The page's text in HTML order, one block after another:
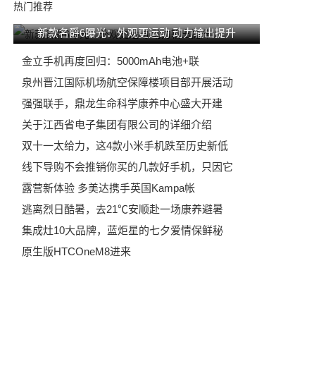
热门推荐
新款名爵6曝光：外观更运动 动力输出提升
金立手机再度回归：5000mAh电池+联
泉州晋江国际机场航空保障楼项目部开展活动
强强联手，鼎龙生命科学康养中心盛大开建
关于江西省电子集团有限公司的详细介绍
双十一太给力，这4款小米手机跌至历史新低
线下导购不会推销你买的几款好手机，只因它
露营新体验 多美达携手英国Kampa帐
逃离烈日酷暑，去21℃安顺赴一场康养避暑
集成灶10大品牌，蓝炬星的七夕爱情保鲜秘
原生版HTCOneM8进来